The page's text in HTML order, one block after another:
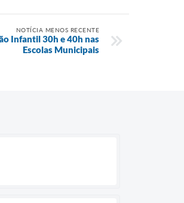
NOTÍCIA MENOS RECENTE
Infantil 30h e 40h nas
Escolas Municipais